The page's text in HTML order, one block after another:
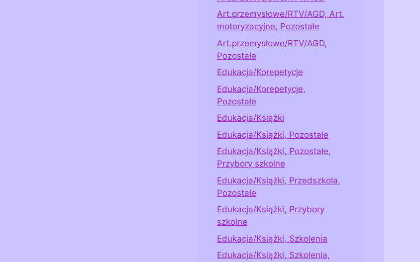
Art.przemysłowe/RTV/AGD, Art.
motoryzacyjne, Pozostałe
Art.przemysłowe/RTV/AGD,
Pozostałe
Edukacja/Korepetycje
Edukacja/Korepetycje,
Pozostałe
Edukacja/Książki
Edukacja/Książki, Pozostałe
Edukacja/Książki, Pozostałe,
Przybory szkolne
Edukacja/Książki, Przedszkola,
Pozostałe
Edukacja/Książki, Przybory
szkolne
Edukacja/Książki, Szkolenia
Edukacja/Książki, Szkolenia,